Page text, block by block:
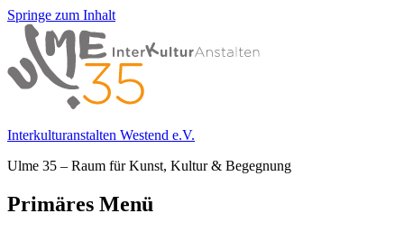
Springe zum Inhalt
Interkulturanstalten Westend e.V.
Ulme 35 – Raum für Kunst, Kultur & Begegnung
Primäres Menü